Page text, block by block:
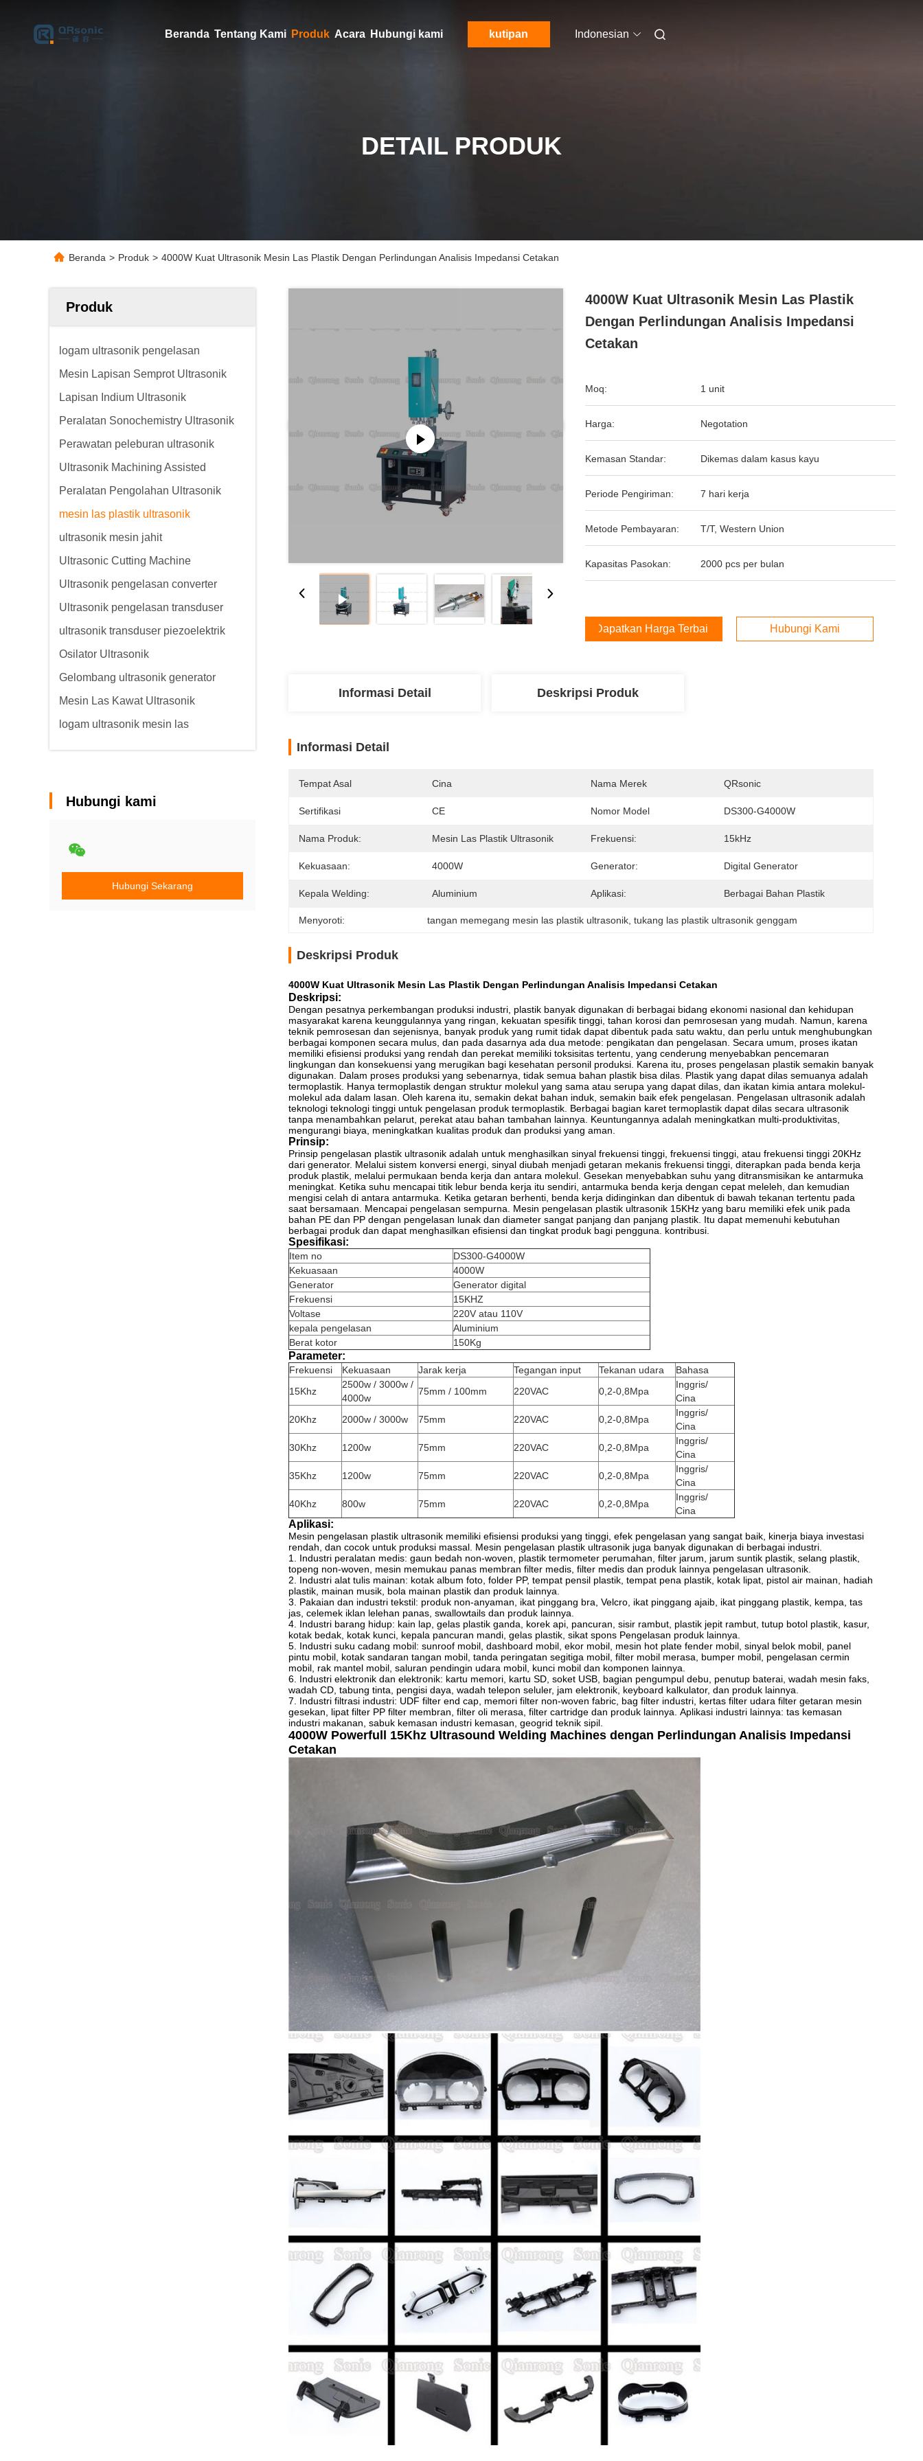
Beranda Tentang Kami Produk Acara Hubungi kami kutipan Indonesian
DETAIL PRODUK
Beranda > Produk > 4000W Kuat Ultrasonik Mesin Las Plastik Dengan Perlindungan Analisis Impedansi Cetakan
Produk
logam ultrasonik pengelasan
Mesin Lapisan Semprot Ultrasonik
Lapisan Indium Ultrasonik
Peralatan Sonochemistry Ultrasonik
Perawatan peleburan ultrasonik
Ultrasonik Machining Assisted
Peralatan Pengolahan Ultrasonik
mesin las plastik ultrasonik
ultrasonik mesin jahit
Ultrasonic Cutting Machine
Ultrasonik pengelasan converter
Ultrasonik pengelasan transduser
ultrasonik transduser piezoelektrik
Osilator Ultrasonik
Gelombang ultrasonik generator
Mesin Las Kawat Ultrasonik
logam ultrasonik mesin las
Hubungi kami
Hubungi Sekarang
4000W Kuat Ultrasonik Mesin Las Plastik
Dengan Perlindungan Analisis Impedansi
Cetakan
Moq: 1 unit
Harga: Negotation
Kemasan Standar: Dikemas dalam kasus kayu
Periode Pengiriman: 7 hari kerja
Metode Pembayaran: T/T, Western Union
Kapasitas Pasokan: 2000 pcs per bulan
Dapatkan Harga Terbaik Hubungi Kami
Informasi Detail Deskripsi Produk
Informasi Detail
Tempat Asal Cina Nama Merek QRsonic
Sertifikasi CE Nomor Model DS300-G4000W
Nama Produk: Mesin Las Plastik Ultrasonik Frekuensi: 15kHz
Kekuasaan: 4000W Generator: Digital Generator
Kepala Welding: Aluminium Aplikasi: Berbagai Bahan Plastik
Menyoroti: tangan memegang mesin las plastik ultrasonik , tukang las plastik ultrasonik genggam
Deskripsi Produk
4000W Kuat Ultrasonik Mesin Las Plastik Dengan Perlindungan Analisis Impedansi Cetakan
Deskripsi:
Dengan pesatnya perkembangan produksi industri, plastik banyak digunakan di berbagai bidang ekonomi nasional dan kehidupan
masyarakat karena keunggulannya yang ringan, kekuatan spesifik tinggi, tahan korosi dan pemrosesan yang mudah.
Namun, karena
teknik pemrosesan dan sejenisnya, banyak produk yang rumit tidak dapat dibentuk pada satu waktu, dan perlu untuk menghubungkan
berbagai komponen secara mulus, dan pada dasarnya ada dua metode: pengikatan dan pengelasan. Secara umum, proses ikatan
memiliki efisiensi produksi yang rendah dan perekat memiliki toksisitas tertentu, yang cenderung menyebabkan pencemaran
lingkungan dan konsekuensi yang merugikan bagi kesehatan personil produksi. Karena itu, proses pengelasan plastik semakin banyak
digunakan.
Dalam proses produksi yang sebenarnya, tidak semua bahan plastik bisa dilas. Plastik yang dapat dilas semuanya adalah
termoplastik. Hanya termoplastik dengan struktur molekul yang sama atau serupa yang dapat dilas, dan ikatan kimia antara molekul-
molekul ada dalam lasan. Oleh karena itu, semakin dekat bahan induk, semakin baik efek pengelasan.
Pengelasan ultrasonik adalah
teknologi teknologi tinggi untuk pengelasan produk termoplastik. Berbagai bagian karet termoplastik dapat dilas secara ultrasonik
tanpa menambahkan pelarut, perekat atau bahan tambahan lainnya.
Keuntungannya adalah meningkatkan multi-produktivitas,
mengurangi biaya, meningkatkan kualitas produk dan produksi yang aman.
Prinsip:
Prinsip pengelasan plastik ultrasonik adalah untuk menghasilkan sinyal frekuensi tinggi, frekuensi tinggi, atau frekuensi tinggi 20KHz
dari generator. Melalui sistem konversi energi, sinyal diubah menjadi getaran mekanis frekuensi tinggi, diterapkan pada benda kerja
produk plastik, melalui permukaan benda kerja dan antara molekul. Gesekan menyebabkan suhu yang ditransmisikan ke antarmuka
meningkat. Ketika suhu mencapai titik lebur benda kerja itu sendiri, antarmuka benda kerja dengan cepat meleleh, dan kemudian
mengisi celah di antara antarmuka.
Ketika getaran berhenti, benda kerja didinginkan dan dibentuk di bawah tekanan tertentu pada
saat bersamaan.
Mencapai pengelasan sempurna.
Mesin pengelasan plastik ultrasonik 15KHz yang baru memiliki efek unik pada
bahan PE dan PP dengan pengelasan lunak dan diameter sangat panjang dan panjang plastik. Itu dapat memenuhi kebutuhan
berbagai produk dan dapat menghasilkan efisiensi dan tingkat produk bagi pengguna.
kontribusi.
Spesifikasi:
Item no
DS300-G4000W
Kekuasaan
4000W
Generator
Generator digital
Frekuensi
15KHZ
Voltase
220V atau 110V
kepala pengelasan
Aluminium
Berat kotor
150Kg
Parameter:
Frekuensi Kekuasaan Jarak kerja Tegangan input Tekanan udara
Bahasa
15Khz
2500w / 3000w /
4000w
75mm / 100mm 220VAC 0,2-0,8Mpa
Inggris/
Cina
20Khz
2000w / 3000w 75mm 220VAC 0,2-0,8Mpa
Inggris/
Cina
30Khz
1200w 75mm 220VAC 0,2-0,8Mpa
Inggris/
Cina
35Khz
1200w 75mm 220VAC 0,2-0,8Mpa
Inggris/
Cina
40Khz
800w 75mm 220VAC 0,2-0,8Mpa
Inggris/
Cina
Aplikasi:
Mesin pengelasan plastik ultrasonik memiliki efisiensi produksi yang tinggi, efek pengelasan yang sangat baik, kinerja biaya investasi
rendah, dan cocok untuk produksi massal. Mesin pengelasan plastik ultrasonik juga banyak digunakan di berbagai industri.
1. Industri peralatan medis: gaun bedah non-woven, plastik termometer perumahan, filter jarum, jarum suntik plastik, selang plastik,
topeng non-woven, mesin memukau panas membran filter medis, filter medis dan produk lainnya pengelasan ultrasonik.
2. Industri alat tulis mainan: kotak album foto, folder PP, tempat pensil plastik, tempat pena plastik, kotak lipat, pistol air mainan, hadiah
plastik, mainan musik, bola mainan plastik dan produk lainnya.
3. Pakaian dan industri tekstil: produk non-anyaman, ikat pinggang bra, Velcro, ikat pinggang ajaib, ikat pinggang plastik, kempa, tas
jas, celemek iklan lelehan panas, swallowtails dan produk lainnya.
4. Industri barang hidup: kain lap, gelas plastik ganda, korek api, pancuran, sisir rambut, plastik jepit rambut, tutup botol plastik, kasur,
kotak bedak, kotak kunci, kepala pancuran mandi, gelas plastik, sikat spons Pengelasan produk lainnya.
5. Industri suku cadang mobil: sunroof mobil, dashboard mobil, ekor mobil, mesin hot plate fender mobil, sinyal belok mobil, panel
pintu mobil, kotak sandaran tangan mobil, tanda peringatan segitiga mobil, filter mobil merasa, bumper mobil, pengelasan cermin
mobil, rak mantel mobil, saluran pendingin udara mobil, kunci mobil dan komponen lainnya.
6. Industri elektronik dan elektronik: kartu memori, kartu SD, soket USB, bagian pengumpul debu, penutup baterai, wadah mesin faks,
wadah CD, tabung tinta, pengisi daya, wadah telepon seluler, jam elektronik, keyboard kalkulator, dan produk lainnya.
7. Industri filtrasi industri: UDF filter end cap, memori filter non-woven fabric, bag filter industri, kertas filter udara filter getaran mesin
gesekan, lipat filter PP filter membran, filter oli merasa, filter cartridge dan produk lainnya. Aplikasi industri lainnya: tas kemasan
industri makanan, sabuk kemasan industri kemasan, geogrid teknik sipil.
4000W Powerfull 15Khz Ultrasound Welding Machines dengan Perlindungan Analisis Impedansi
Cetakan